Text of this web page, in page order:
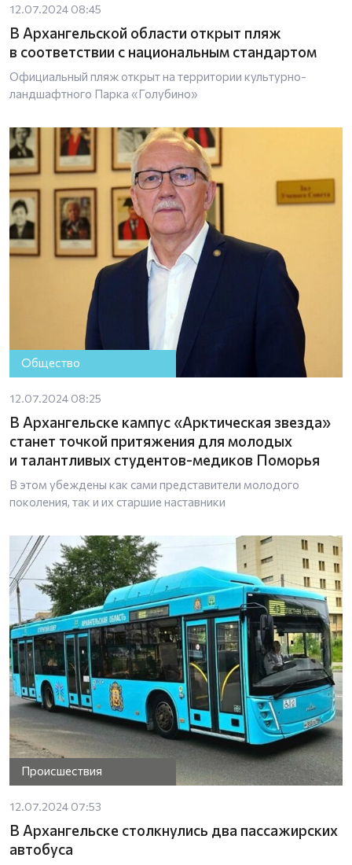
12.07.2024 08:45
В Архангельской области открыт пляж
в соответствии с национальным стандартом
Официальный пляж открыт на территории культурно-
ландшафтного Парка «Голубино»
Общество
12.07.2024 08:25
В Архангельске кампус «Арктическая звезда»
станет точкой притяжения для молодых
и талантливых студентов-медиков Поморья
В этом убеждены как сами представители молодого
поколения, так и их старшие наставники
Происшествия
12.07.2024 07:53
В Архангельске столкнулись два пассажирских
автобуса